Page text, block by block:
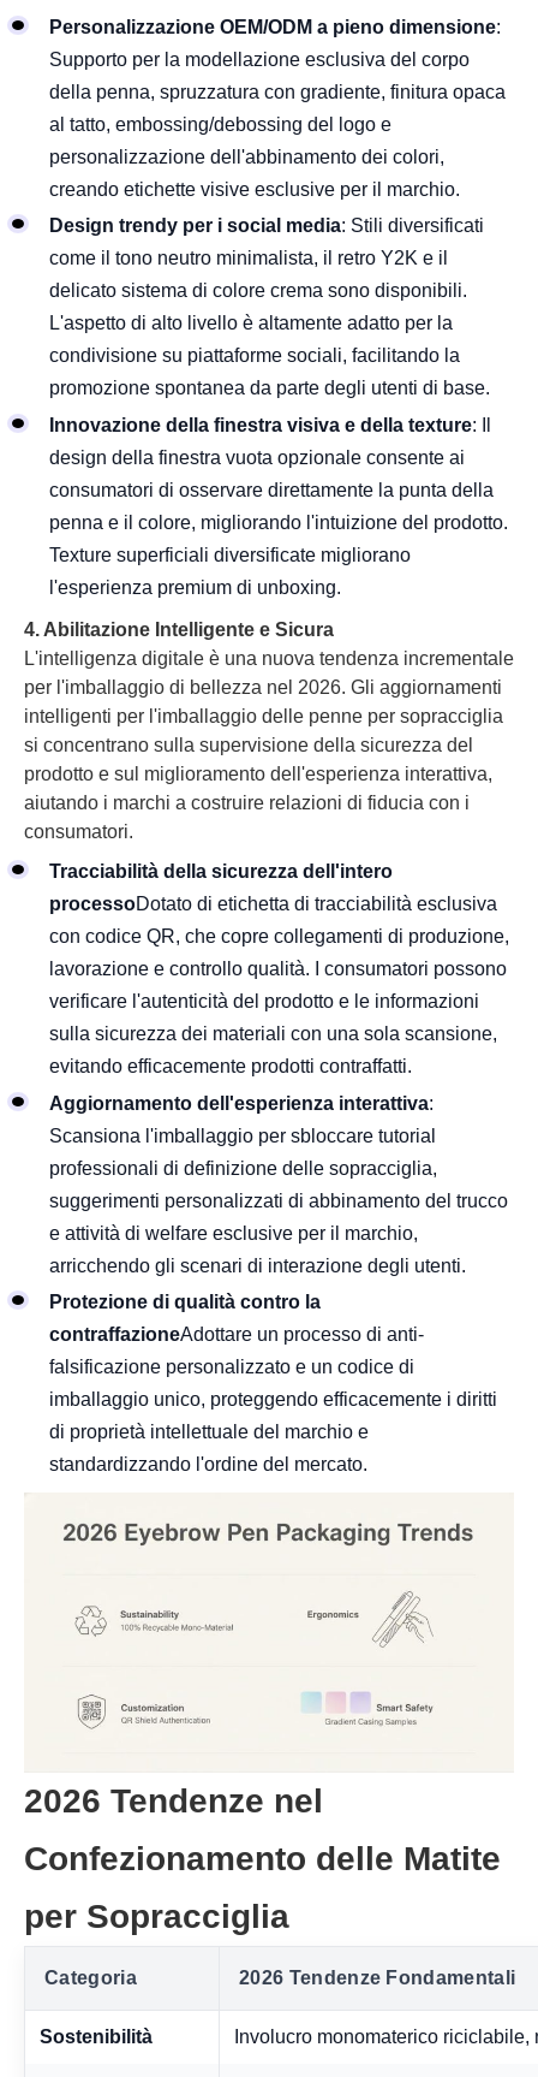
Personalizzazione OEM/ODM a pieno dimensione:
Supporto per la modellazione esclusiva del corpo
della penna, spruzzatura con gradiente, finitura opaca
al tatto, embossing/debossing del logo e
personalizzazione dell'abbinamento dei colori,
creando etichette visive esclusive per il marchio.
Design trendy per i social media: Stili diversificati
come il tono neutro minimalista, il retro Y2K e il
delicato sistema di colore crema sono disponibili.
L'aspetto di alto livello è altamente adatto per la
condivisione su piattaforme sociali, facilitando la
promozione spontanea da parte degli utenti di base.
Innovazione della finestra visiva e della texture: Il
design della finestra vuota opzionale consente ai
consumatori di osservare direttamente la punta della
penna e il colore, migliorando l'intuizione del prodotto.
Texture superficiali diversificate migliorano
l'esperienza premium di unboxing.
4. Abilitazione Intelligente e Sicura
L'intelligenza digitale è una nuova tendenza incrementale
per l'imballaggio di bellezza nel 2026. Gli aggiornamenti
intelligenti per l'imballaggio delle penne per sopracciglia
si concentrano sulla supervisione della sicurezza del
prodotto e sul miglioramento dell'esperienza interattiva,
aiutando i marchi a costruire relazioni di fiducia con i
consumatori.
Tracciabilità della sicurezza dell'intero
processoDotato di etichetta di tracciabilità esclusiva
con codice QR, che copre collegamenti di produzione,
lavorazione e controllo qualità. I consumatori possono
verificare l'autenticità del prodotto e le informazioni
sulla sicurezza dei materiali con una sola scansione,
evitando efficacemente prodotti contraffatti.
Aggiornamento dell'esperienza interattiva:
Scansiona l'imballaggio per sbloccare tutorial
professionali di definizione delle sopracciglia,
suggerimenti personalizzati di abbinamento del trucco
e attività di welfare esclusive per il marchio,
arricchendo gli scenari di interazione degli utenti.
Protezione di qualità contro la
contraffazioneAdottare un processo di anti-
falsificazione personalizzato e un codice di
imballaggio unico, proteggendo efficacemente i diritti
di proprietà intellettuale del marchio e
standardizzando l'ordine del mercato.
2026 Tendenze nel
Confezionamento delle Matite
per Sopracciglia
Categoria 2026 Tendenze Fondamentali
Sostenibilità Involucro monomaterico